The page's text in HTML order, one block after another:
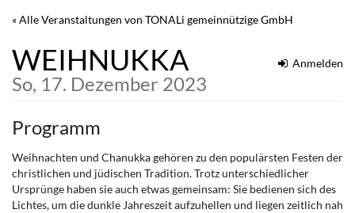
Zum
springen
« Alle Veranstaltungen von TONALi gemeinnützige GmbH
WEIHNUKKA
So, 17. Dezember 2023
Anmelden
Programm
Weihnachten und Chanukka gehören zu den populärsten Festen der
christlichen und jüdischen Tradition. Trotz unterschiedlicher
Ursprünge haben sie auch etwas gemeinsam: Sie bedienen sich des
Lichtes, um die dunkle Jahreszeit aufzuhellen und liegen zeitlich nah